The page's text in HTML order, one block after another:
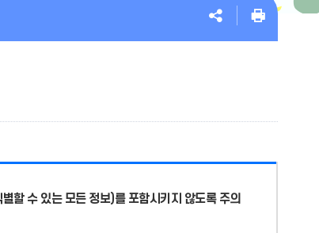
할 수 있는 모든 정보)를 포함시키지 않도록 주의